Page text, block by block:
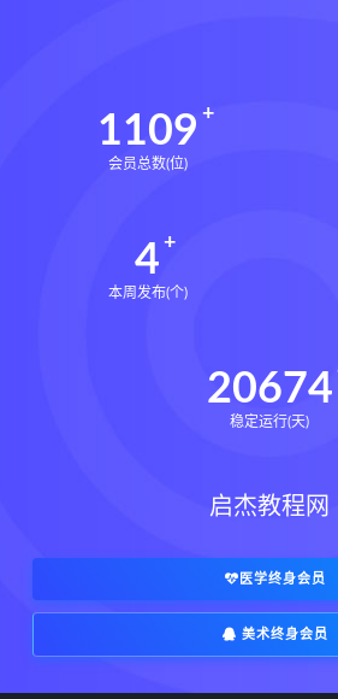
1109
会员总数(位)
4
本周发布(个)
20674
稳定运行(天)
启杰教程网
医学终身会员
美术终身会员